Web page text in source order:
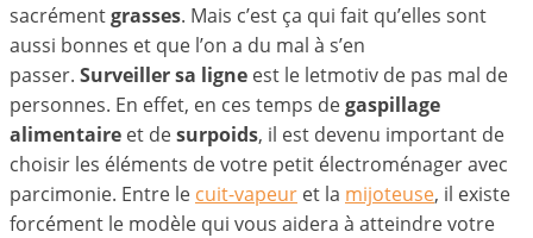
sacrémentgrasses. Mais c’est ça qui fait qu’elles sont
aussi bonnes et que l’on a du mal à s’en
passer. Surveiller sa ligne est le letmotiv de pas mal de
personnes. En effet, en ces temps degaspillage
alimentaire et desurpoids, il est devenu important de
choisir les éléments de votre petit électroménager avec
parcimonie. Entre le cuit-vapeur et la mijoteuse, il existe
forcément le modèle qui vous aidera à atteindre votre